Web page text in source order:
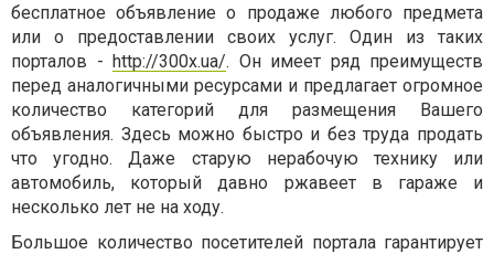
бесплатное объявление о продаже любого предмета
или о предоставлении своих услуг. Один из таких
порталов - http://300x.ua/. Он имеет ряд преимуществ
перед аналогичными ресурсами и предлагает огромное
количество категорий для размещения Вашего
объявления. Здесь можно быстро и без труда продать
что угодно. Даже старую нерабочую технику или
автомобиль, который давно ржавеет в гараже и
несколько лет не на ходу.
Большое количество посетителей портала гарантирует